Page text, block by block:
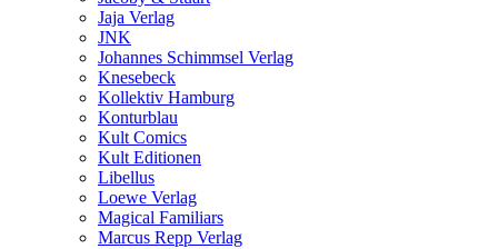
Jaja Verlag
JNK
Johannes Schimmsel Verlag
Knesebeck
Kollektiv Hamburg
Konturblau
Kult Comics
Kult Editionen
Libellus
Loewe Verlag
Magical Familiars
Marcus Repp Verlag